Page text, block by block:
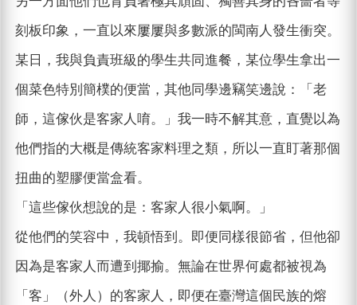
刻板印象，一直以來屢屢與多數派的閩南人發生衝突。
某日，我與負責班級的學生共同進餐，某位學生拿出一
個菜色特別簡樸的便當，其他同學邊竊笑邊說：「老
師，這傢伙是客家人唷。」我一時不解其意，直覺以為
他們指的大概是傳統客家料理之類，所以一直盯著那個
扭曲的塑膠便當盒看。
「這些傢伙想說的是：客家人很小氣啊。」
從他們的笑容中，我頓悟到。即便同樣很節省，但他卻
因為是客家人而遭到揶揄。無論在世界何處都被視為
「客」（外人）的客家人，即便在臺灣這個民族的熔